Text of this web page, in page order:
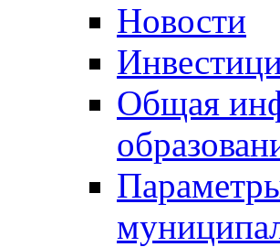
Новости
Общая